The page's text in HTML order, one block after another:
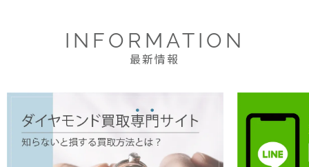
INFORMATION
最新情報